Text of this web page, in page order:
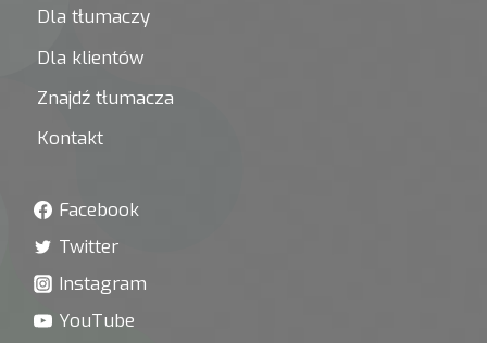
Dla tłumaczy
Dla klientów
Znajdź tłumacza
Kontakt
Facebook
Twitter
Instagram
YouTube